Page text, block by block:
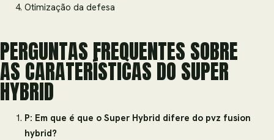
Otimização da defesa
PERGUNTAS FREQUENTES SOBRE
AS CARATERÍSTICAS DO SUPER
HYBRID
P: Em que é que o Super Hybrid difere do pvz fusion
hybrid?